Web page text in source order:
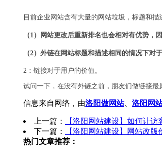
目前企业网站含有大量的网站垃圾，标题和
（1）网站更改后重新排名也会相对有优势，
（2）外链在网站标题和描述相同的情况下对
2：链接对于用户的价值。
试问一下，在没有外链之前，朋友们做链接
信息来自网络，由洛阳做网站、 洛阳网
上一篇：
【洛阳网站建设】如何让
下一篇：
【洛阳网站建设】网站改
热门文章推荐：